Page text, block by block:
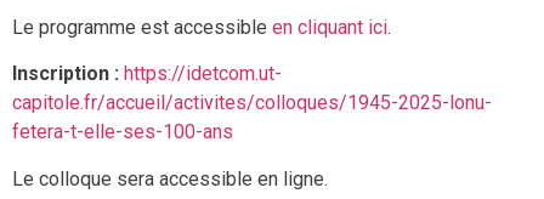
Le programme est accessible en cliquant ici.
Inscription : https://idetcom.ut-
capitole.fr/accueil/activites/colloques/1945-2025-lonu-
fetera-t-elle-ses-100-ans
Le colloque sera accessible en ligne.